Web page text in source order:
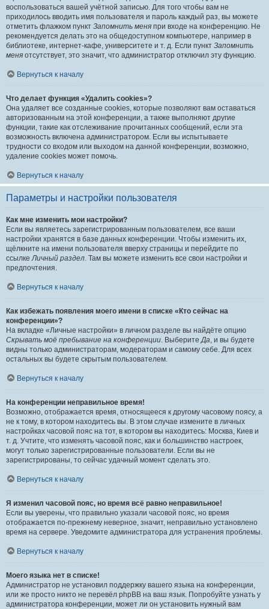
воспользоваться вашей учётной записью. Для того чтобы вам не
приходилось вводить имя пользователя и пароль каждый раз, вы можете
отметить флажком пункт Запомнить меня при входе на конференцию. Не
рекомендуется делать это на общедоступном компьютере, например в
библиотеке, интернет-кафе, университете и т. д. Если пункт Запомнить
меня отсутствует, это значит, что администратор отключил эту функцию.
Вернуться к началу
Что делает функция «Удалить cookies»?
Она удаляет все созданные cookies, которые позволяют вам оставаться
авторизованным на этой конференции, а также выполняют другие
функции, такие как отслеживание прочитанных сообщений, если эта
возможность включена администратором. Если вы испытываете
трудности со входом или выходом на данной конференции, возможно,
удаление cookies может помочь.
Вернуться к началу
Параметры и настройки пользователя
Как мне изменить мои настройки?
Если вы являетесь зарегистрированным пользователем, все ваши
настройки хранятся в базе данных конференции. Чтобы изменить их,
щёлкните на имени пользователя вверху страницы и перейдите по
ссылкеЛичный раздел. Там вы можете изменить все свои настройки и
предпочтения.
Вернуться к началу
Как избежать появления моего имени в списке «Кто сейчас на
конференции»?
На вкладке «Личные настройки» в личном разделе вы найдёте опцию
Скрывать моё пребывание на конференции. ВыберитеДа, и вы будете
видны только администраторам, модераторам и самому себе. Для всех
остальных вы будете скрытым пользователем.
Вернуться к началу
На конференции неправильное время!
Возможно, отображается время, относящееся к другому часовому поясу, а
не к тому, в котором находитесь вы. В этом случае измените в личных
настройках часовой пояс на тот, в котором вы находитесь: Москва, Киев и
т. д. Учтите, что изменять часовой пояс, как и большинство настроек,
могут только зарегистрированные пользователи. Если вы не
зарегистрированы, то сейчас удачный момент сделать это.
Вернуться к началу
Я изменил часовой пояс, но время всё равно неправильное!
Если вы уверены, что правильно указали часовой пояс, но время
отображается по-прежнему неверное, значит, неправильно установлено
время на сервере. Уведомите администратора для устранения проблемы.
Вернуться к началу
Моего языка нет в списке!
Администратор не установил поддержку вашего языка на конференции,
или же просто никто не перевёл phpBB на ваш язык. Попробуйте узнать у
администратора конференции, может ли он установить нужный вам